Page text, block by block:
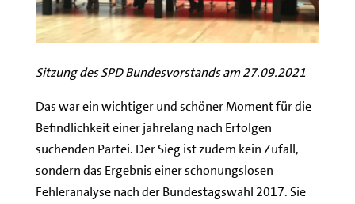
Sitzung des SPD Bundesvorstands am 27.09.2021
Das war ein wichtiger und schöner Moment für die
Befindlichkeit einer jahrelang nach Erfolgen
suchenden Partei. Der Sieg ist zudem kein Zufall,
sondern das Ergebnis einer schonungslosen
Fehleranalyse nach der Bundestagswahl 2017. Sie